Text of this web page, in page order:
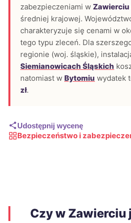
zabezpieczeniami w Zawierciu
średniej krajowej.
charakteryzuje się cenami w
tego typu zleceń. Dla
regionie (woj. śląskie),
Siemianowicach Śląskich
natomiast w Bytomiu wydatek
zł.
Udostępnij wycenę
Bezpieczeństwo i
Czy w Zawierciu